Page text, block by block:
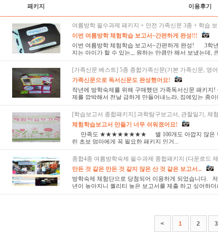
패키지 이용후기
여름방학 필수과제 패키지 + 안전 가족신문 3종 + 학습
이번 여름방학 체험학습 보고서~간편하게 완성!!!
이번 여름방학 체험학습 보고서~간편하게 완성! 3학
지는 아이가 할 수 있는,,, 원하는 만큼만 해서 보냈는데,
[가족신문 베스트] 5종 종합가족신문(기본 가족신문, 영
가족신문으로 독서신문도 완성했어요!
작년에 방학숙제를 위해 구매했던 가족독서신문 패키
제를 깜박해서 전날 급하게 만들어내느라, 집에있는 종
[학습보고서 종합패키지] 과학탐구보고서, 관찰일기, 체
체험학습보고서 만들기 너무 쉬워졌어요!
만족도 ★★★★★★★★ 별 100개도 아깝지 않은 학
린 초보 엄마에게 꼭 필요한 패키지 인거...
종합4종 여름방학숙제 필수과제 종합패키지 (다운로드
만든 것 같은 만든 것 같지 않은 산 것 같은 보고서...
방학숙제 체험단으로 당첨되어 이용하게 되었습니다.
년이 높아지니 퀄리티 높은 보고서를 제출 하고 싶어하
< 1 2 3